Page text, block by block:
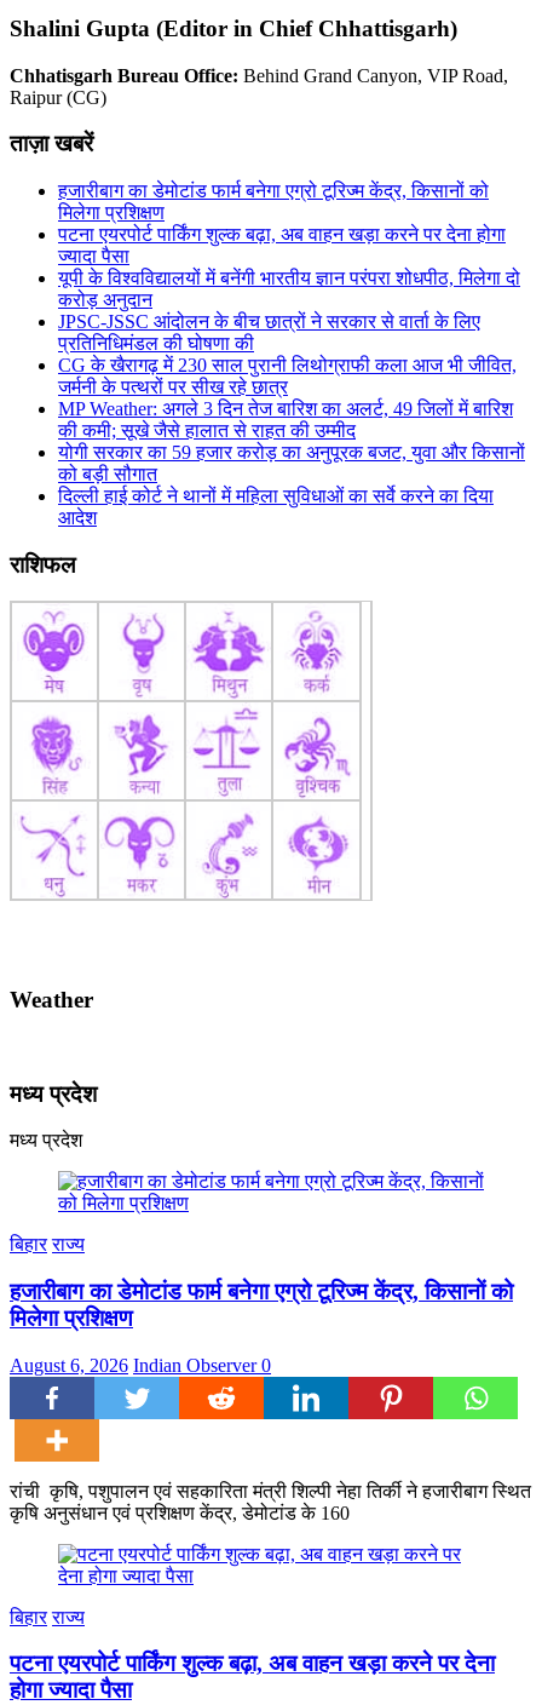
Shalini Gupta (Editor in Chief Chhattisgarh)
Chhatisgarh Bureau Office: Behind Grand Canyon, VIP Road,
Raipur (CG)
ताज़ा खबरें
हजारीबाग का डेमोटांड फार्म बनेगा एग्रो टूरिज्म केंद्र, किसानों को
मिलेगा प्रशिक्षण
पटना एयरपोर्ट पार्किंग शुल्क बढ़ा, अब वाहन खड़ा करने पर देना होगा
ज्यादा पैसा
यूपी के विश्वविद्यालयों में बनेंगी भारतीय ज्ञान परंपरा शोधपीठ, मिलेगा दो
करोड़ अनुदान
JPSC-JSSC आंदोलन के बीच छात्रों ने सरकार से वार्ता के लिए
प्रतिनिधिमंडल की घोषणा की
CG के खैरागढ़ में 230 साल पुरानी लिथोग्राफी कला आज भी जीवित,
जर्मनी के पत्थरों पर सीख रहे छात्र
MP Weather: अगले 3 दिन तेज बारिश का अलर्ट, 49 जिलों में बारिश
की कमी; सूखे जैसे हालात से राहत की उम्मीद
योगी सरकार का 59 हजार करोड़ का अनुपूरक बजट, युवा और किसानों
को बड़ी सौगात
दिल्ली हाई कोर्ट ने थानों में महिला सुविधाओं का सर्वे करने का दिया
आदेश
राशिफल
Weather
मध्य प्रदेश
मध्य प्रदेश
बिहार राज्य
हजारीबाग का डेमोटांड फार्म बनेगा एग्रो टूरिज्म केंद्र, किसानों को
मिलेगा प्रशिक्षण
August 6, 2026 Indian Observer0
रांची कृषि, पशुपालन एवं सहकारिता मंत्री शिल्पी नेहा तिर्की ने हजारीबाग स्थित
कृषि अनुसंधान एवं प्रशिक्षण केंद्र, डेमोटांड के 160
बिहार राज्य
पटना एयरपोर्ट पार्किंग शुल्क बढ़ा, अब वाहन खड़ा करने पर देना
होगा ज्यादा पैसा